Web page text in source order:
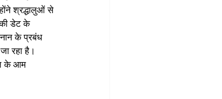
श्रद्धालुओं से
की डेट के
के प्रबंध
रहा है।
के आम